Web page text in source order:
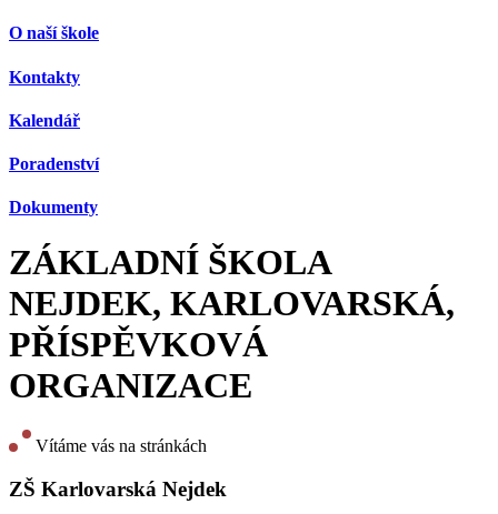
O naší škole
Kontakty
Kalendář
Poradenství
Dokumenty
ZÁKLADNÍ ŠKOLA
NEJDEK, KARLOVARSKÁ,
PŘÍSPĚVKOVÁ
ORGANIZACE
Vítáme vás na stránkách
ZŠ Karlovarská Nejdek